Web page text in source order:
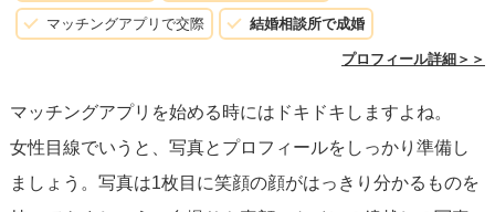
す。
たとえば、「車で取引先に営業回りしています。ほぼルー
が作りやすいです。」と書けば、雰囲気がわかりやすいで
しょう。また、平日の昼間が都合のいい女性も「いいね」
がしやすいです。
マッチングアプリで交際 結婚相談所で成婚
プロフィール詳細＞＞
マッチングアプリを始める時にはドキドキしますよね。
女性目線でいうと、写真とプロフィールをしっかり準備し
ましょう。写真は1枚目に笑顔の顔がはっきり分かるものを